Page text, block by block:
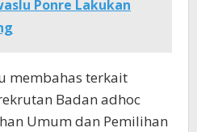
Ponre Lakukan
membahas terkait
Badan adhoc
Umum dan Pemilihan